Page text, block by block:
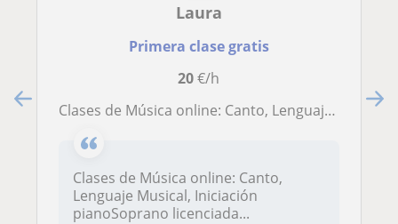
Laura
Primera clase gratis
20€/h
Clases de Música online: Canto, Lenguaje Musical, Iniciación piano
Clases de Música online: Canto,
Lenguaje Musical, Iniciación
pianoSoprano licenciada...